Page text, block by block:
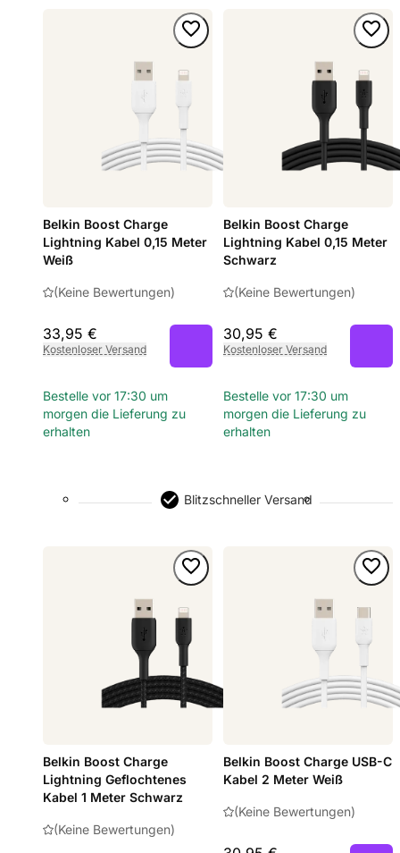
Belkin Boost Charge
Lightning Kabel 0,15 Meter
Weiß
(Keine Bewertungen)
33,95 €
Kostenloser Versand
Bestelle vor 17:30 um
morgen die Lieferung zu
erhalten
Belkin Boost Charge
Lightning Kabel 0,15 Meter
Schwarz
(Keine Bewertungen)
30,95 €
Kostenloser Versand
Bestelle vor 17:30 um
morgen die Lieferung zu
erhalten
Blitzschneller Versand
Belkin Boost Charge
Lightning Geflochtenes
Kabel 1 Meter Schwarz
(Keine Bewertungen)
Belkin Boost Charge USB-C
Kabel 2 Meter Weiß
(Keine Bewertungen)